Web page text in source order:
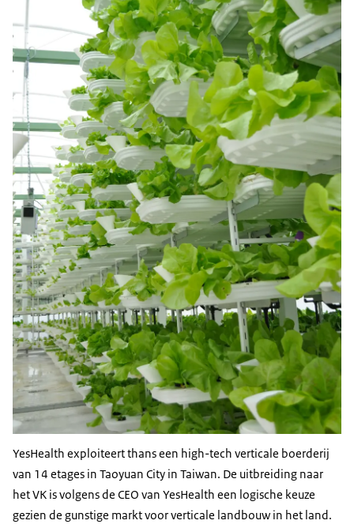
YesHealth exploiteert thans een high-tech verticale boerderij
van 14 etages in Taoyuan City in Taiwan. De uitbreiding naar
het VK is volgens de CEO van YesHealth een logische keuze
gezien de gunstige markt voor verticale landbouw in het land.